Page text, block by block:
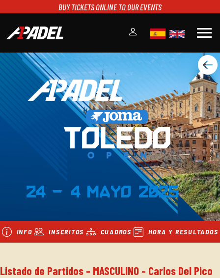
BUY TICKETS ONLINE TO OUR EVENTS
menu
A1PADEL
RANKING
CALENDARIO
TORNEOS
NOTICIAS
MULTIMEDIA
SCOREBOARD
STREAMING
24 - 4 Mayo 2025
INFO INSCRITOS CUADROS HORA Y RESULTADOS
Listado de Partidos - MASCULINO - Carlos Del Pico